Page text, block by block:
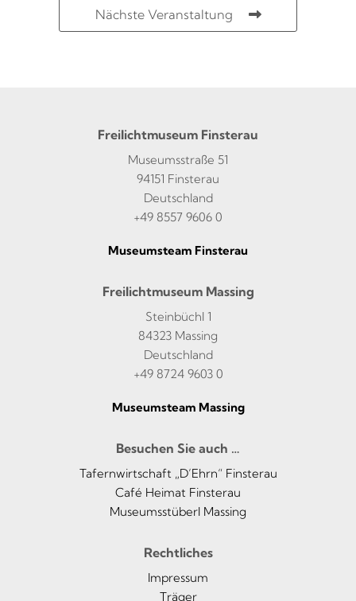
Nächste Veranstaltung
Freilichtmuseum Finsterau
Museumsstraße 51
94151 Finsterau
Deutschland
+49 8557 9606 0
Museumsteam Finsterau
Freilichtmuseum Massing
Steinbüchl 1
84323 Massing
Deutschland
+49 8724 9603 0
Museumsteam Massing
Besuchen Sie auch …
Tafernwirtschaft „D’Ehrn“ Finsterau
Café Heimat Finsterau
Museumsstüberl Massing
Rechtliches
Impressum
Träger